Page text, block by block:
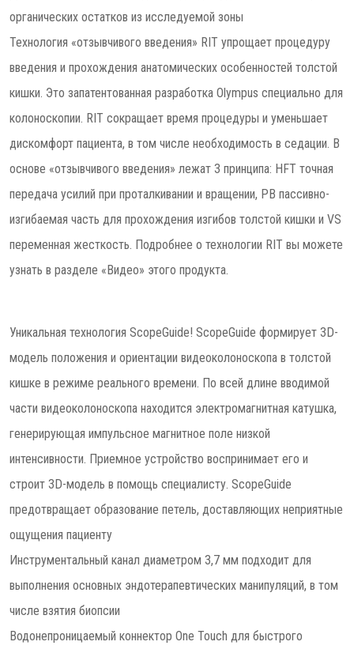
органических остатков из исследуемой зоны
Технология «отзывчивого введения» RIT упрощает процедуру
введения и прохождения анатомических особенностей толстой
кишки. Это запатентованная разработка Olympus специально для
колоноскопии. RIT сокращает время процедуры и уменьшает
дискомфорт пациента, в том числе необходимость в седации. В
основе «отзывчивого введения» лежат 3 принципа: HFT точная
передача усилий при проталкивании и вращении, PB пассивно-
изгибаемая часть для прохождения изгибов толстой кишки и VS
переменная жесткость. Подробнее о технологии RIT вы можете
узнать в разделе «Видео» этого продукта.
Уникальная технология ScopeGuide! ScopeGuide формирует 3D-
модель положения и ориентации видеоколоноскопа в толстой
кишке в режиме реального времени. По всей длине вводимой
части видеоколоноскопа находится электромагнитная катушка,
генерирующая импульсное магнитное поле низкой
интенсивности. Приемное устройство воспринимает его и
строит 3D-модель в помощь специалисту. ScopeGuide
предотвращает образование петель, доставляющих неприятные
ощущения пациенту
Инструментальный канал диаметром 3,7 мм подходит для
выполнения основных эндотерапевтических манипуляций, в том
числе взятия биопсии
Водонепроницаемый коннектор One Touch для быстрого